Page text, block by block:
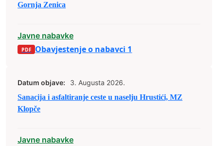
Gornja Zenica
Javne nabavke
Obavjestenje o nabavci 1
Datum objave:
3. Augusta 2026.
Sanacija i asfaltiranje ceste u naselju Hrustići, MZ
Klopče
Javne nabavke